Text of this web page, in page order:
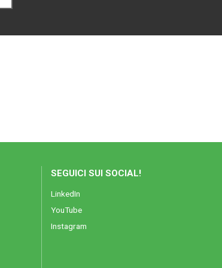
SEGUICI SUI SOCIAL!
LinkedIn
YouTube
Instagram